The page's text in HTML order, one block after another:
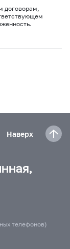
договорам,
Наверх
телефонов)